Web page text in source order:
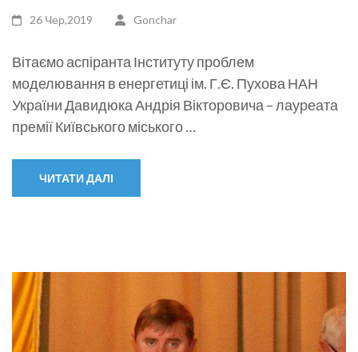
26 Чер,2019 Gonchar
Вітаємо аспіранта Інституту проблем
моделювання в енергетиці ім. Г.Є. Пухова НАН
України Давидюка Андрія Вікторовича – лауреата
премії Київського міського …
ЧИТАТИ ДАЛІ